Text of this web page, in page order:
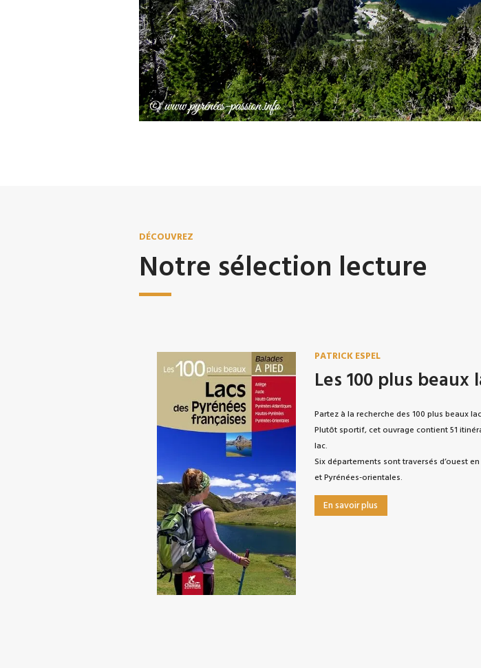
DÉCOUVREZ
Notre sélection lecture
PATRICK ESPEL
Les 100 plus beaux
Partez à la recherche des 100 plus beaux
Plutôt sportif, cet ouvrage contient 51
lac.
Six départements sont traversés d’ouest
et Pyrénées-orientales.
En savoir plus